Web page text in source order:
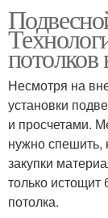
Несмотря на
установки
и просчетами.
нужно спешить,
закупки
только
потолка.